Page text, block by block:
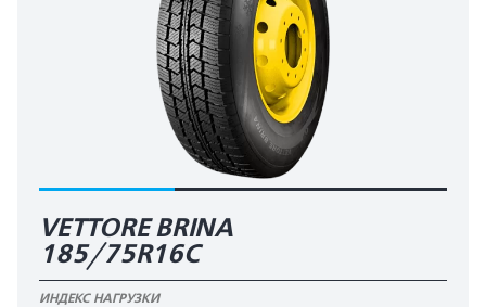
VETTORE BRINA
185/75R16C
ИНДЕКС НАГРУЗКИ